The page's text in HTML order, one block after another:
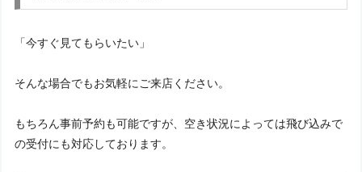
「今すぐ見てもらいたい」
そんな場合でもお気軽にご来店ください。
もちろん事前予約も可能ですが、空き状況によっては飛び込みで
の受付にも対応しております。